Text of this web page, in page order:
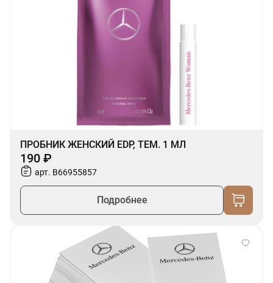
ПРОБНИК ЖЕНСКИЙ EDP, ТЕМ. 1 МЛ
190 ₽
арт. B66955857
Подробнее